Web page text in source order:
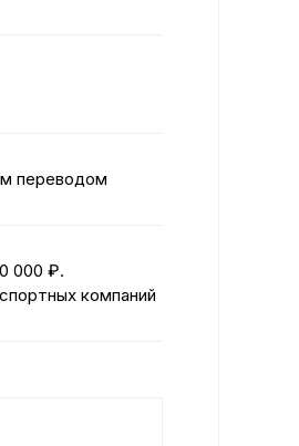
переводом
000 ₽.
компаний